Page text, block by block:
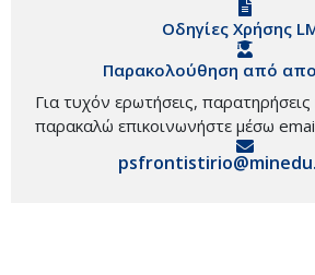
Οδηγίες Χρήσης
Παρακολούθηση από
Για τυχόν ερωτήσεις, παρατηρήσεις
παρακαλώ επικοινωνήστε μέσω